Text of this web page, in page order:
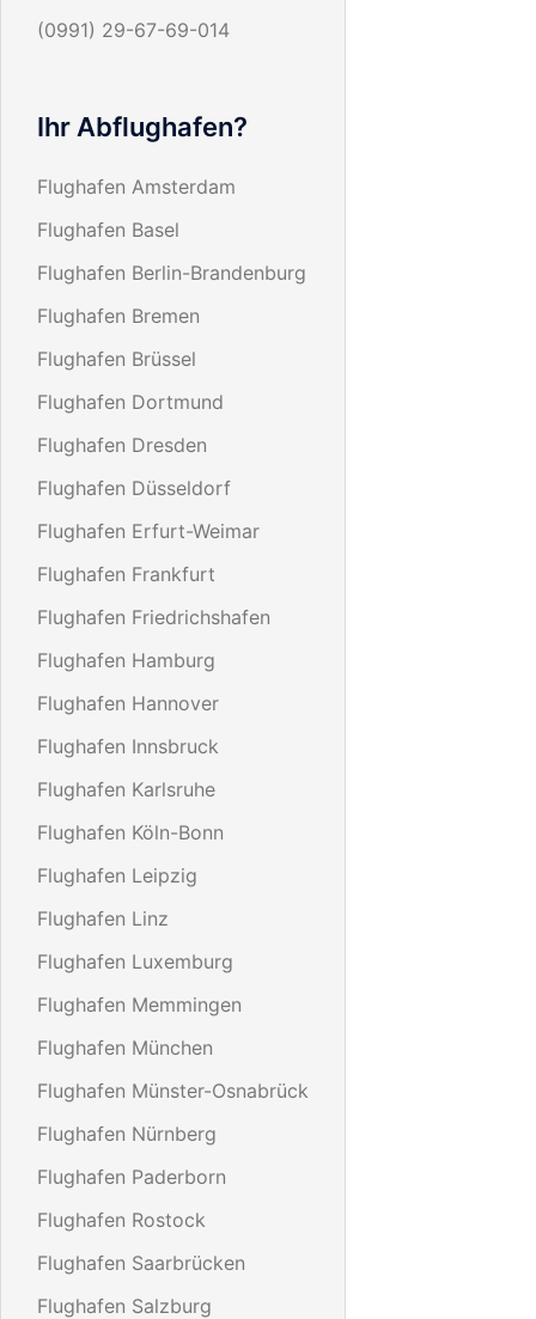
(0991) 29-67-69-014
Ihr Abflughafen?
Flughafen Amsterdam
Flughafen Basel
Flughafen Berlin-Brandenburg
Flughafen Bremen
Flughafen Brüssel
Flughafen Dortmund
Flughafen Dresden
Flughafen Düsseldorf
Flughafen Erfurt-Weimar
Flughafen Frankfurt
Flughafen Friedrichshafen
Flughafen Hamburg
Flughafen Hannover
Flughafen Innsbruck
Flughafen Karlsruhe
Flughafen Köln-Bonn
Flughafen Leipzig
Flughafen Linz
Flughafen Luxemburg
Flughafen Memmingen
Flughafen München
Flughafen Münster-Osnabrück
Flughafen Nürnberg
Flughafen Paderborn
Flughafen Rostock
Flughafen Saarbrücken
Flughafen Salzburg